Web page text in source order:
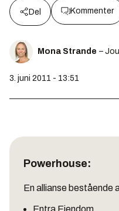
Del Kommenter
Mona Strande –
3. juni 2011 - 13:51
Powerhouse:
En allianse bestående
Entra Eiendom